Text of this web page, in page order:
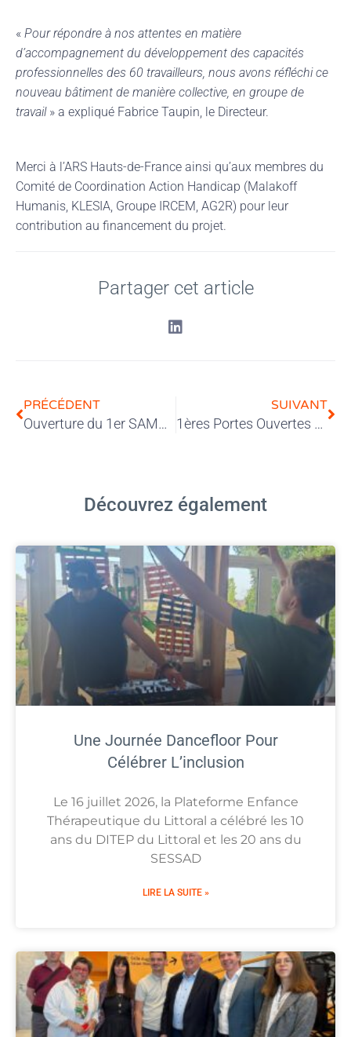
« Pour répondre à nos attentes en matière
d’accompagnement du développement des capacités
professionnelles des 60 travailleurs, nous avons réfléchi ce
nouveau bâtiment de manière collective, en groupe de
travail» a expliqué Fabrice Taupin, le Directeur.
Merci à l’ARS Hauts-de-France ainsi qu’aux membres du
Comité de Coordination Action Handicap (Malakoff
Humanis, KLESIA, Groupe IRCEM, AG2R) pour leur
contribution au financement du projet.
Partager cet article
PRÉCÉDENT
Ouverture du 1er SAMSAH à l’Afeji Hauts-de-France
SUIVANT
1ères Portes Ouvertes à la Maison Odense d’Hautmont
Découvrez également
Une Journée Dancefloor Pour
Célébrer L’inclusion
Le 16 juillet 2026, la Plateforme Enfance
Thérapeutique du Littoral a célébré les 10
ans du DITEP du Littoral et les 20 ans du
SESSAD
LIRE LA SUITE »